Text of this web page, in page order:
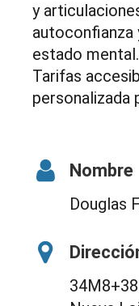
y
autoconfianza
estado mental.
Tarifas
personalizada
Nombre
Douglas